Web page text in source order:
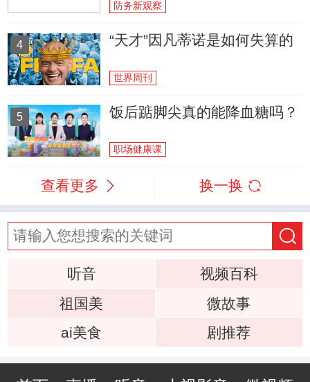
防务新观察
4 “天才”因凡蒂诺是如何失算的
世界周刊
5 饭后踮脚尖真的能降血糖吗？
职场健康课
查看更多 换一换
听音
视频百科
祖国美
微故事
ai美食
剧推荐